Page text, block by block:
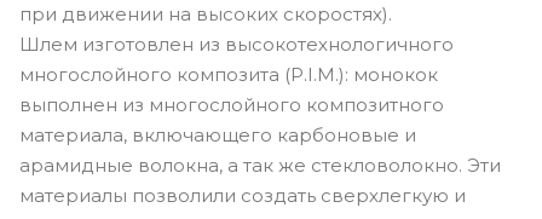
при движении на высоких скоростях).
Шлем изготовлен из высокотехнологичного
многослойного композита (P.I.M.): монокок
выполнен из многослойного композитного
материала, включающего карбоновые и
арамидные волокна, а так же стекловолокно. Эти
материалы позволили создать сверхлегкую и